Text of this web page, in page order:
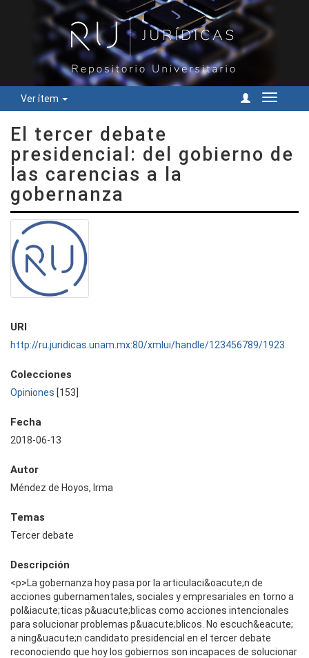
Ver ítem
Cambiar
El tercer debate
presidencial: del gobierno de
las carencias a la
gobernanza
URI
http://ru.juridicas.unam.mx:80/xmlui/handle/123456789/1923
Colecciones
Opiniones [153]
Fecha
2018-06-13
Autor
Méndez de Hoyos, Irma
Temas
Tercer debate
Descripción
<p>La gobernanza hoy pasa por la articulaci&oacute;n de
acciones gubernamentales, sociales y empresariales en torno a
pol&iacute;ticas p&uacute;blicas como acciones intencionales
para solucionar problemas p&uacute;blicos. No escuch&eacute;
a ning&uacute;n candidato presidencial en el tercer debate
reconociendo que hoy los gobiernos son incapaces de solucionar